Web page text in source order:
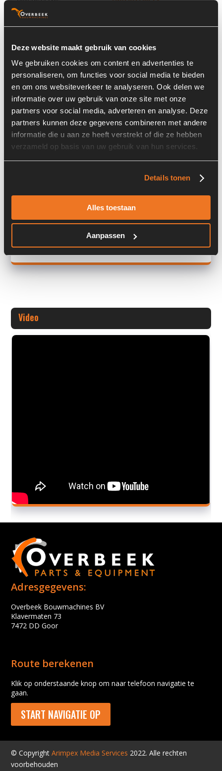
Deze website maakt gebruik van cookies
We gebruiken cookies om content en advertenties te
personaliseren, om functies voor social media te bieden
en om ons websiteverkeer te analyseren. Ook delen we
informatie over uw gebruik van onze site met onze
partners voor social media, adverteren en analyse. Deze
partners kunnen deze gegevens combineren met andere
informatie die u aan ze heeft verstrekt of die ze hebben
verzameld op basis van uw gebruik van hun services.
Details tonen
Alles toestaan
Aanpassen
Onderdeel nummer:
Informatie
Past op de volgende machines:
Ahlmann AZ210
Land:
Nederland
Brand: Deutz
Type 1: TCD2012L06 2V
S/N: -
+ Volledige overige informatie openen
Video
Adresgegevens:
Overbeek Bouwmachines BV
Klavermaten 73
7472 DD Goor
Route berekenen
Klik op onderstaande knop om naar telefoon navigatie te
gaan.
START NAVIGATIE OP
© CopyrightArimpex Media Services 2022. Alle rechten
voorbehouden